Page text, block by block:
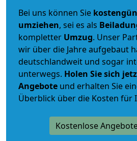
Bei uns können Sie
umziehen, sei es als
kompletter Umzug. Unser
wir über die Jahre aufgebaut
deutschlandweit und sogar
unterwegs. Holen Sie sich
Angebote und erhalten Sie
Überblick über die Kosten für
Kostenlose